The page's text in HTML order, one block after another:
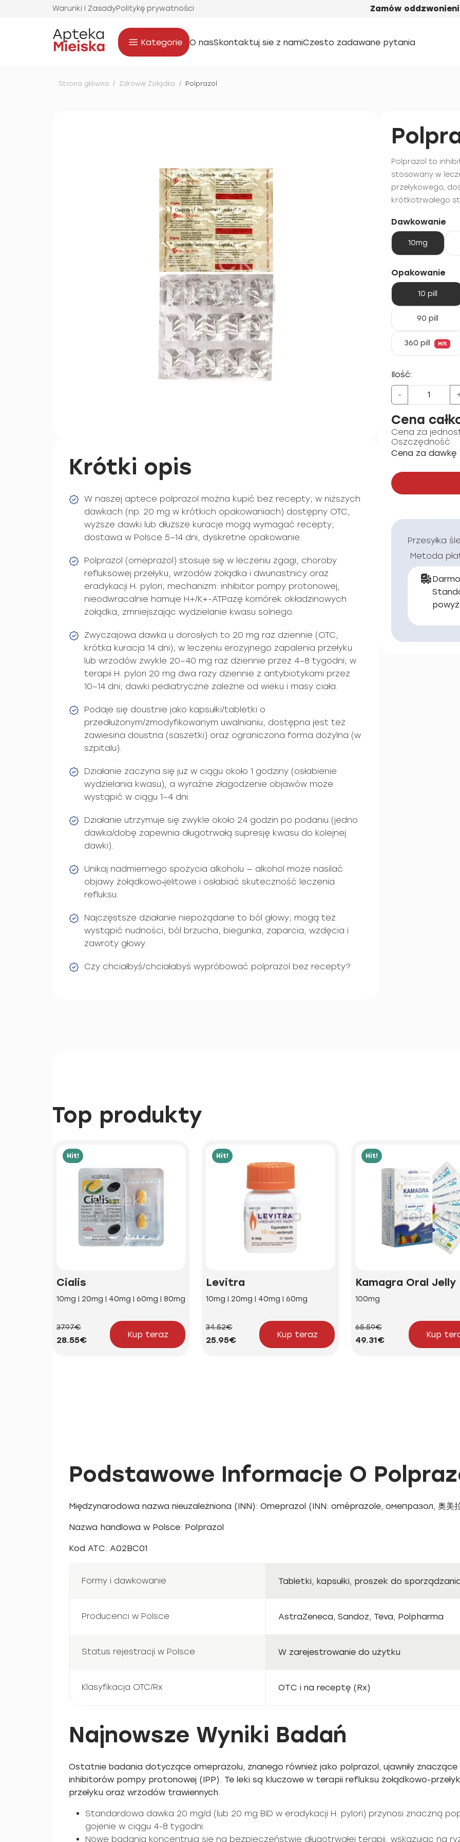
Warunki I ZasadyPolitykę prywatności Zamów
Kategorie O nasSkontaktuj sie z namiCzesto zadawane pytania
Strona główna / Zdrowie Żołądka / Polprazol
Krótki opis
W naszej aptece polprazol można kupić bez recepty; w niższych
dawkach (np. 20 mg w krótkich opakowaniach) dostępny OTC,
wyższe dawki lub dłuższe kuracje mogą wymagać recepty;
dostawa w Polsce 5–14 dni, dyskretne opakowanie.
Polprazol (omeprazol) stosuje się w leczeniu zgagi, choroby
refluksowej przełyku, wrzodów żołądka i dwunastnicy oraz
eradykacji H. pylori; mechanizm: inhibitor pompy protonowej,
nieodwracalnie hamuje H+/K+-ATPazę komórek okładzinowych
żołądka, zmniejszając wydzielanie kwasu solnego.
Zwyczajowa dawka u dorosłych to 20 mg raz dziennie (OTC,
krótka kuracja 14 dni); w leczeniu erozyjnego zapalenia przełyku
lub wrzodów zwykle 20–40 mg raz dziennie przez 4–8 tygodni; w
terapii H. pylori 20 mg dwa razy dziennie z antybiotykami przez
10–14 dni; dawki pediatryczne zależne od wieku i masy ciała.
Podaje się doustnie jako kapsułki/tabletki o
przedłużonym/zmodyfikowanym uwalnianiu, dostępna jest też
zawiesina doustna (saszetki) oraz ograniczona forma dożylna (w
szpitalu).
Działanie zaczyna się już w ciągu około 1 godziny (osłabienie
wydzielania kwasu), a wyraźne złagodzenie objawów może
wystąpić w ciągu 1–4 dni.
Działanie utrzymuje się zwykle około 24 godzin po podaniu (jedno
dawka/dobę zapewnia długotrwałą supresję kwasu do kolejnej
dawki).
Unikaj nadmiernego spożycia alkoholu — alkohol może nasilać
objawy żołądkowo‑jelitowe i osłabiać skuteczność leczenia
refluksu.
Najczęstsze działanie niepożądane to ból głowy; mogą też
wystąpić nudności, ból brzucha, biegunka, zaparcia, wzdęcia i
zawroty głowy.
Czy chciałbyś/chciałabyś wypróbować polprazol bez recepty?
Polprazol to
stosowany w
przełykowego,
krótkotrwałego
Dawkowanie
10mg
Opakowanie
10 pill
90 pill
360 pill Hit
Ilość:
-
Cena
Cena za
Oszczędność
Cena za dawkę
Przesyłka
Metoda
Top produkty
Hit!
Cialis
10mg | 20mg | 40mg | 60mg | 80mg
37.97€
28.55€
Kup teraz
Hit!
Levitra
10mg | 20mg | 40mg | 60mg
34.52€
25.95€
Kup teraz
Hit!
Kamagra Oral Jelly
100mg
65.59€
49.31€
Kup
Podstawowe Informacje O
Nazwa handlowa w Polsce: Polprazol
Kod ATC: A02BC01
Formy i dawkowanie Tabletki, kapsułki, proszek do
Producenci w Polsce AstraZeneca, Sandoz, Teva, Polpharma
Status rejestracji w Polsce W zarejestrowanie do użytku
Klasyfikacja OTC/Rx OTC i na receptę (Rx)
Najnowsze Wyniki Badań
Ostatnie badania dotyczące omeprazolu, znanego również jako polprazol, ujawniły
inhibitorów pompy protonowej (IPP). Te leki są kluczowe w terapii refluksu żołądkowo-
przełyku oraz wrzodów trawiennych.
Standardowa dawka 20 mg/d (lub 20 mg BID w eradykacji H. pylori) przynosi znaczną
gojenie w ciągu 4-8 tygodni.
Nowe badania koncentrują się na bezpieczeństwie długotrwałej terapii, wskazując na